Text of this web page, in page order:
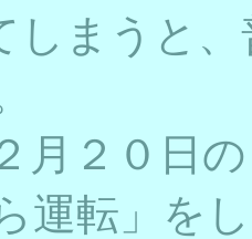
しまうと
月２０日
運転」を